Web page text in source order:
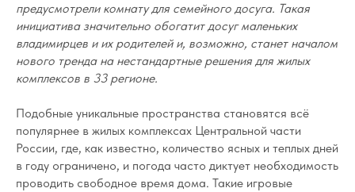
предусмотрели комнату для семейного досуга. Такая
инициатива значительно обогатит досуг маленьких
владимирцев и их родителей и, возможно, станет началом
нового тренда на нестандартные решения для жилых
комплексов в 33 регионе.
Подобные уникальные пространства становятся всё
популярнее в жилых комплексах Центральной части
России, где, как известно, количество ясных и теплых дней
в году ограничено, и погода часто диктует необходимость
проводить свободное время дома. Такие игровые